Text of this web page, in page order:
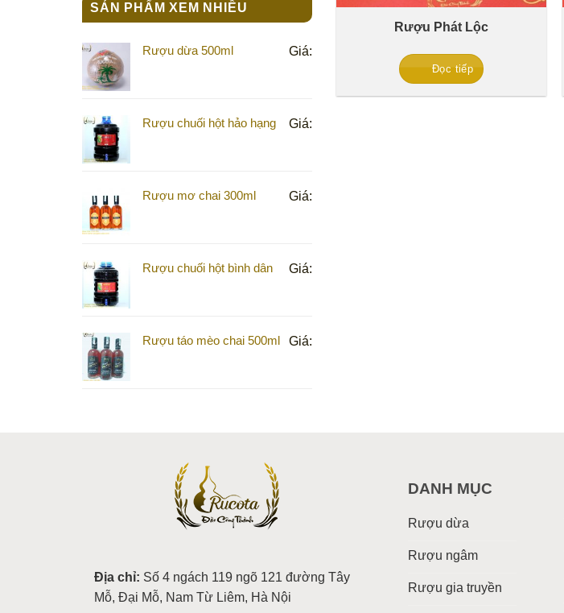
SẢN PHẨM XEM NHIỀU
Rượu dừa 500ml Giá:
Rượu chuối hột hảo hạng Giá:
Rượu mơ chai 300ml Giá:
Rượu chuối hột bình dân Giá:
Rượu táo mèo chai 500ml Giá:
Rượu Phát Lộc
Đọc tiếp
Địa chỉ: Số 4 ngách 119 ngõ 121 đường Tây
Mỗ, Đại Mỗ, Nam Từ Liêm, Hà Nội
DANH MỤC
Rượu dừa
Rượu ngâm
Rượu gia truyền